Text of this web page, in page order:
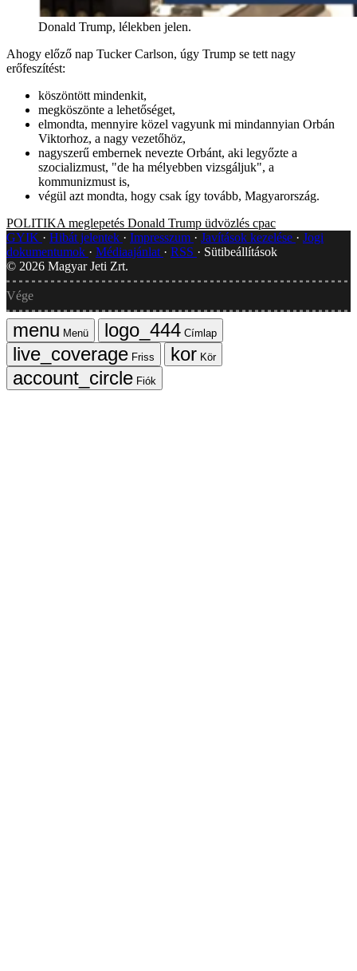
Donald Trump, lélekben jelen.
Ahogy előző nap Tucker Carlson, úgy Trump se tett nagy
erőfeszítést:
köszöntött mindenkit,
megköszönte a lehetőséget,
elmondta, mennyire közel vagyunk mi mindannyian Orbán
Viktorhoz, a nagy vezetőhöz,
nagyszerű embernek nevezte Orbánt, aki legyőzte a
szocializmust, "de ha mélyebben vizsgáljuk", a
kommunizmust is,
végül azt mondta, hogy csak így tovább, Magyarország.
POLITIKA meglepetés Donald Trump üdvözlés cpac
GYIK
Hibát jelentek Impresszum Javítások kezelése
Jogi
dokumentumok
Médiaajánlat RSS
Sütibeállítások
© 2026 Magyar Jeti Zrt.
Vége
Menü
Címlap
Friss
Kör
Fiók